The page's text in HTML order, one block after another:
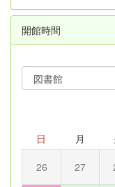
開館時間
日 月
26 27